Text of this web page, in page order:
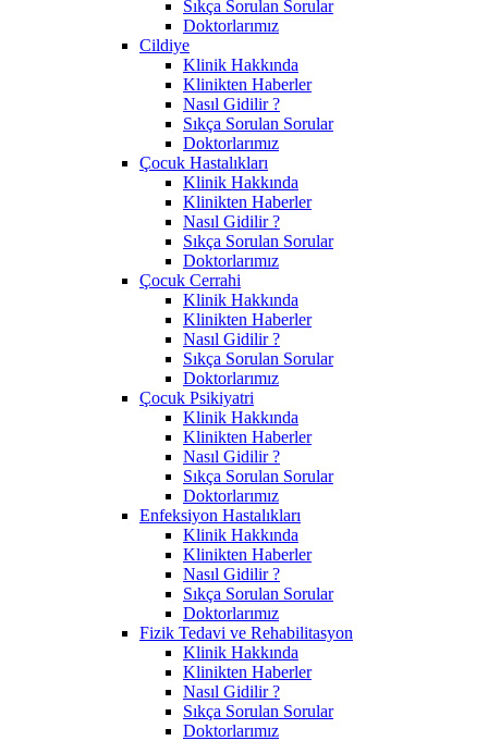
Sıkça Sorulan Sorular
Doktorlarımız
Cildiye
Klinik Hakkında
Klinikten Haberler
Nasıl Gidilir ?
Sıkça Sorulan Sorular
Doktorlarımız
Çocuk Hastalıkları
Klinik Hakkında
Klinikten Haberler
Nasıl Gidilir ?
Sıkça Sorulan Sorular
Doktorlarımız
Çocuk Cerrahi
Klinik Hakkında
Klinikten Haberler
Nasıl Gidilir ?
Sıkça Sorulan Sorular
Doktorlarımız
Çocuk Psikiyatri
Klinik Hakkında
Klinikten Haberler
Nasıl Gidilir ?
Sıkça Sorulan Sorular
Doktorlarımız
Enfeksiyon Hastalıkları
Klinik Hakkında
Klinikten Haberler
Nasıl Gidilir ?
Sıkça Sorulan Sorular
Doktorlarımız
Fizik Tedavi ve Rehabilitasyon
Klinik Hakkında
Klinikten Haberler
Nasıl Gidilir ?
Sıkça Sorulan Sorular
Doktorlarımız